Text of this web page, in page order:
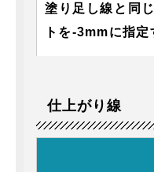
塗り足し線と同
トを-3mmに指定
仕上がり線